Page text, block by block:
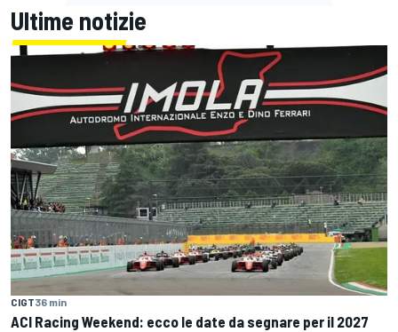
Ultime notizie
CIGT36 min
ACI Racing Weekend: ecco le date da segnare per il 2027